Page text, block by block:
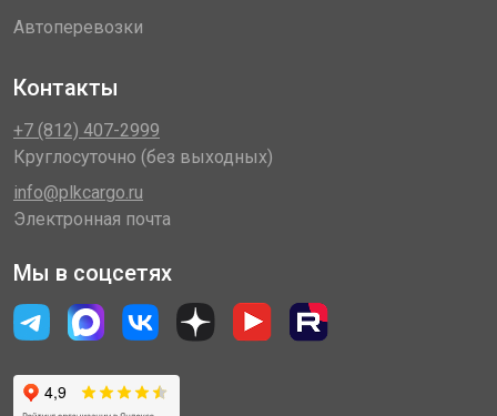
Автоперевозки
Контакты
+7 (812) 407-2999
Круглосуточно (без выходных)
info@plkcargo.ru
Электронная почта
Мы в соцсетях